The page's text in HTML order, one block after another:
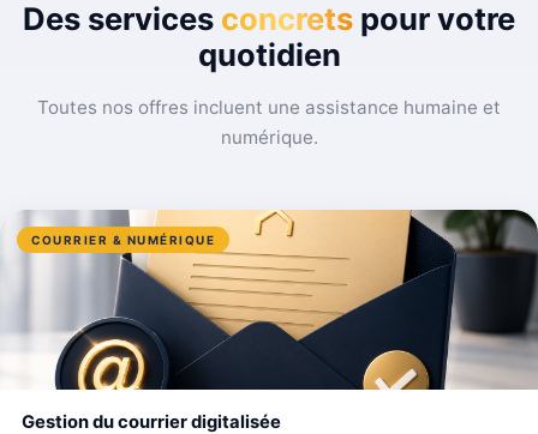
Des services concrets pour votre
quotidien
Toutes nos offres incluent une assistance humaine et
numérique.
COURRIER & NUMÉRIQUE
Gestion du courrier digitalisée